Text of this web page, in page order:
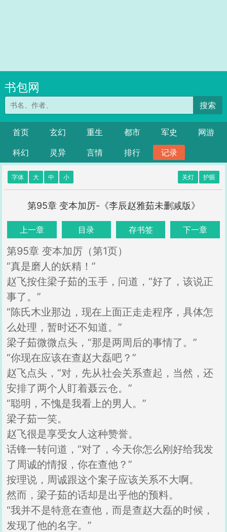
书包网
搜索
首页 玄幻 重生 都市 军史
网游
科幻
灵异 言情 排行 记录
字体 大 中 小 关灯 护眼
第95章 变本加厉-《李辰赵雅茹未删减版》
上一章 目录 存书签 下一章
第95章 变本加厉（第1页）
“真是磨人的妖精！”
赵飞按住梁子茹的玉手，问道，“好了，该说正
事了。”
“陈氏木业那边，现在上面正走走程序，具体怎
么处理，暂时还不知道。”
梁子茹微微点头，“那是两周后的事情了。”
“你现在应该在查赵大磊吧？”
赵飞点头，“对，先从社会关系查起，当然，还
安排了两个人盯着聂云仓。”
“聪明，不愧是我看上的男人。”
梁子茹一笑。
赵飞很是享受女人这种赞誉。
话锋一转问道，“对了，今天你怎么刚好给我发
了周诚的情报，你在查他？”
按理说，周诚跟这个案子应该关系不大啊。
然而，梁子茹的话却是出乎他的预料。
“我并不是特意在查他，而是查赵大磊的时候，
发现了他的名字。”